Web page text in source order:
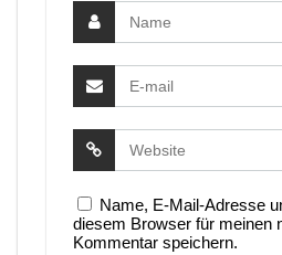
Name, E-Mail-Adresse
diesem Browser für meinen
Kommentar speichern.